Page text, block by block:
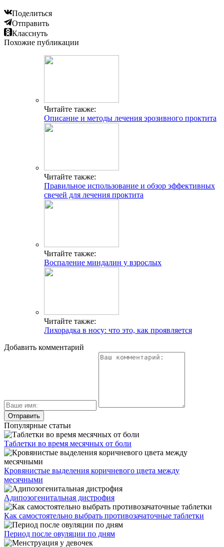
Поделиться
Отправить
Класснуть
Похожие публикации
Читайте также:
Описание и методы лечения эрозивного проктита
Читайте также:
Правильное использование и обзор эффективных
свечей для лечения проктита
Читайте также:
Воспаление миндалин у взрослых
Читайте также:
Лихорадка в носу: что это, как проявляется
Добавить комментарий
Популярные статьи
Таблетки во время месячных от боли
Кровянистые выделения коричневого цвета между
месячными
Адипозогенитальная дистрофия
Как самостоятельно выбрать противозачаточные таблетки
Период после овуляции по дням